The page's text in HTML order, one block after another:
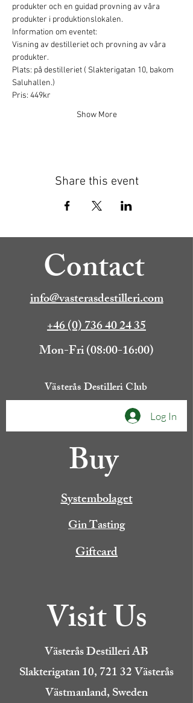
produkter och en guidad provning av våra
produkter i produktionslokalen.
Information om eventet:
Visning av destilleriet och provning av våra
produkter.
Plats: på destilleriet ( Slakterigatan 10, bakom
Saluhallen.)
Pris: 449kr
Show More
Share this event
Contact
info@vasterasdestilleri.com
+46 (0) 736 40 24 35
Mon-Fri (08:00-16:00)
Västerås Destilleri Club
Log In
Buy
Systembolaget
Gin Tasting
Giftcard
Visit Us
Västerås Destilleri AB
Slakterigatan 10, 721 32 Västerås
Västmanland, Sweden